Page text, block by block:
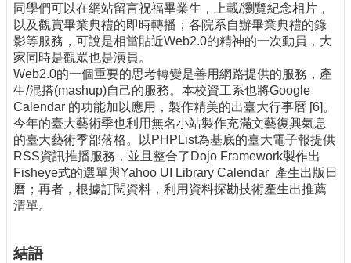
同學們可以在網站留言祝福畢業生，上載/瀏覽紀念相片，
以及觀賞畢業典禮的即時轉播；各院系自辦畢業典禮的錄
影等服務，可說是相當貼近Web2.0的精神的一次動員，大
家同時是觀眾也是演員。
Web2.0的一個重要的思考轉變是善用網路提供的服務，產
生/混搭(mashup)自己的服務。本校資工系也將Google
Calendar 的功能加以應用，製作精美的出臺大行事曆 [6]。
今年的臺大藝術季也利用無名小站製作充滿文藝復興氣息
的臺大藝術季部落格。以PHPList為基底的臺大電子報提供
RSS資訊推播服務，並且整合了Dojo Framework製作出
Fisheye式的選單與Yahoo UI Library Calendar 產生出版日
曆；再者，根據訂閱資料，利用資料探勘技術產生出推薦
清單。
結語